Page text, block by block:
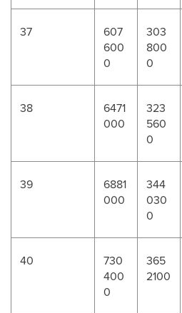
37
607
600
0
303
800
0
38
6471
000
323
560
0
39
6881
000
344
030
0
40
730
400
0
365
2100